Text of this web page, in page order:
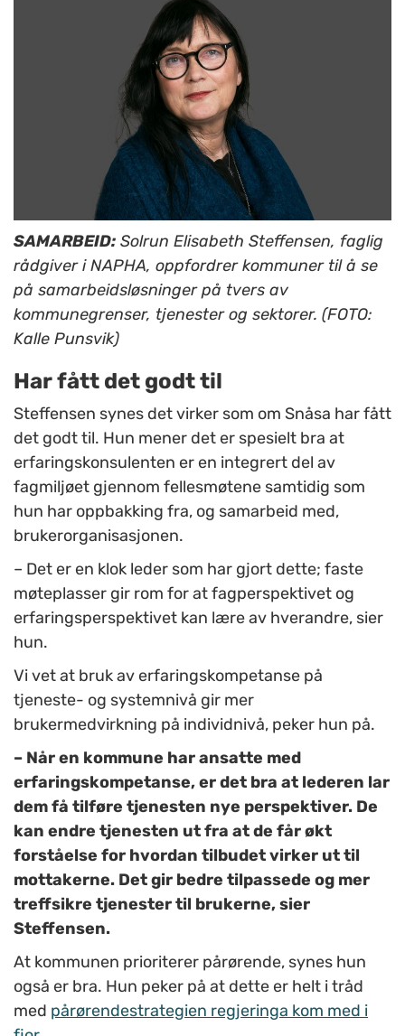
SAMARBEID: Solrun Elisabeth Steffensen, faglig
rådgiver i NAPHA, oppfordrer kommuner til å se
på samarbeidsløsninger på tvers av
kommunegrenser, tjenester og sektorer. (FOTO:
Kalle Punsvik)
Har fått det godt til
Steffensen synes det virker som om Snåsa har fått
det godt til. Hun mener det er spesielt bra at
erfaringskonsulenten er en integrert del av
fagmiljøet gjennom fellesmøtene samtidig som
hun har oppbakking fra, og samarbeid med,
brukerorganisasjonen.
– Det er en klok leder som har gjort dette; faste
møteplasser gir rom for at fagperspektivet og
erfaringsperspektivet kan lære av hverandre, sier
hun.
Vi vet at bruk av erfaringskompetanse på
tjeneste- og systemnivå gir mer
brukermedvirkning på individnivå, peker hun på.
– Når en kommune har ansatte med
erfaringskompetanse, er det bra at lederen lar
dem få tilføre tjenesten nye perspektiver. De
kan endre tjenesten ut fra at de får økt
forståelse for hvordan tilbudet virker ut til
mottakerne. Det gir bedre tilpassede og mer
treffsikre tjenester til brukerne, sier
Steffensen.
At kommunen prioriterer pårørende, synes hun
også er bra. Hun peker på at dette er helt i tråd
med pårørendestrategien regjeringa kom med i